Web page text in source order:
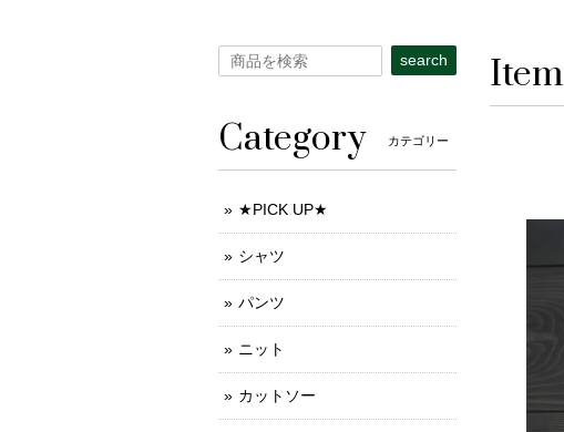
Item
search
Category カテゴリー
★PICK UP★
シャツ
パンツ
ニット
カットソー